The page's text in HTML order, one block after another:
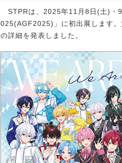
STPRは、2025年11月8日(土)・9
025(AGF2025)」に初出展します
の詳細を発表しました。